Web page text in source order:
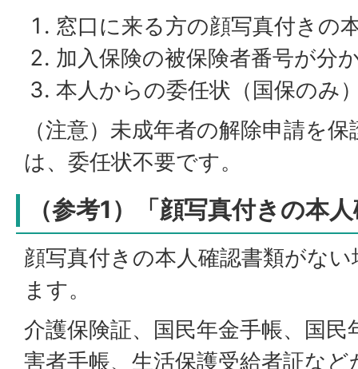
窓口に来る方の顔写真付きの
加入保険の被保険者番号が分
本人からの委任状（国保のみ
（注意）未成年者の解除申請を
は、委任状不要です。
（参考1）「顔写真付きの本
顔写真付きの本人確認書類がな
ます。
介護保険証、国民年金手帳、国
害者手帳、生活保護受給者証な